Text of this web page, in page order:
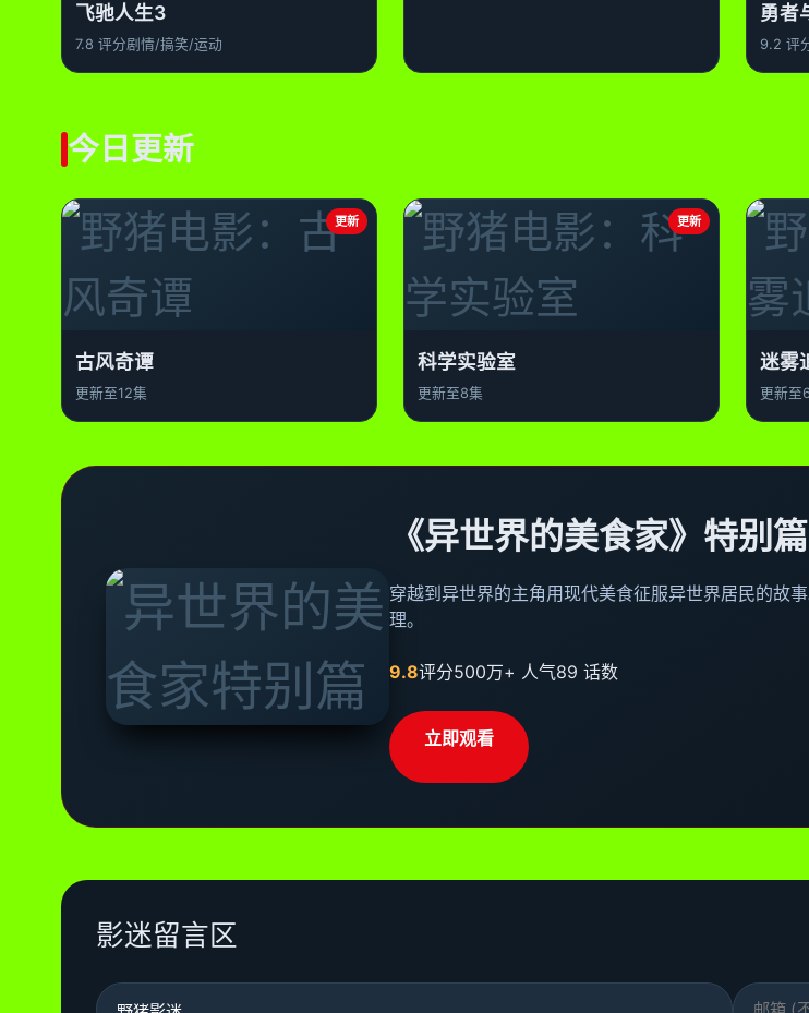
飞驰人生3
7.8 评分剧情/搞笑/运动
勇者
9.2 评
今日更新
更新
古风奇谭
更新至12集
更新
科学实验室
更新至8集
迷雾
更新至
《异世界的美食家》特别篇
穿越到异世界的主角用现代美食征服异世界居民的故
理。
9.8评分500万+ 人气89 话数
立即观看
影迷留言区